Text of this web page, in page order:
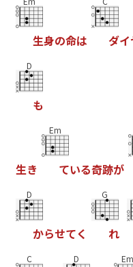
生身の命は ダイ
D
も
生き
Em
ている奇跡が
D
からせてく
G
れ
C D Em